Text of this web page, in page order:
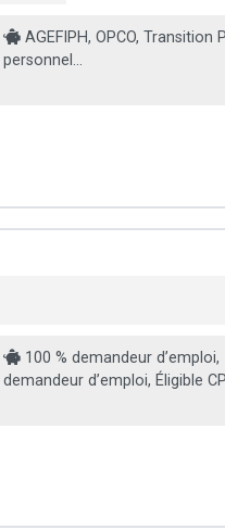
AGEFIPH, OPCO, Transition
personnel...
100 % demandeur d’emploi,
demandeur d’emploi, Éligible